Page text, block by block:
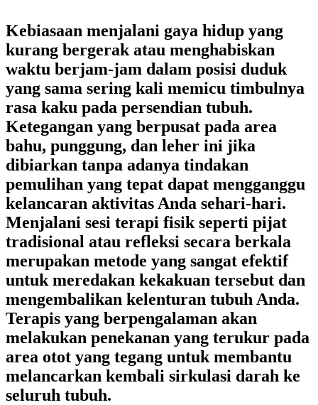
Kebiasaan menjalani gaya hidup yang
kurang bergerak atau menghabiskan
waktu berjam-jam dalam posisi duduk
yang sama sering kali memicu timbulnya
rasa kaku pada persendian tubuh.
Ketegangan yang berpusat pada area
bahu, punggung, dan leher ini jika
dibiarkan tanpa adanya tindakan
pemulihan yang tepat dapat mengganggu
kelancaran aktivitas Anda sehari-hari.
Menjalani sesi terapi fisik seperti pijat
tradisional atau refleksi secara berkala
merupakan metode yang sangat efektif
untuk meredakan kekakuan tersebut dan
mengembalikan kelenturan tubuh Anda.
Terapis yang berpengalaman akan
melakukan penekanan yang terukur pada
area otot yang tegang untuk membantu
melancarkan kembali sirkulasi darah ke
seluruh tubuh.